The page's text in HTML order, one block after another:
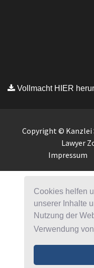
Cookies helfen
unserer Inhalte
Nutzung der
Verwendung